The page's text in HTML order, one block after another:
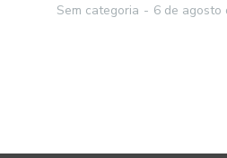
Sem categoria 6 de agosto